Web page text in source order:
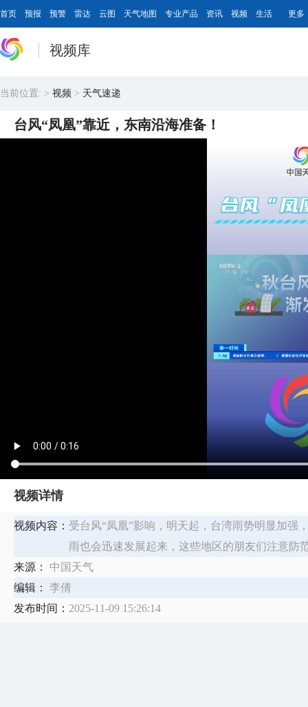
首页 预报 预警 雷达 云图 天气地图 专业产品 资讯 视频 生活 更多
视频库
当前位置: > 视频 > 天气速递
台风“凤凰”靠近，东南沿海准备！
视频详情
视频内容： 受台风“凤凰”影响，明天起，台湾雨势明显加强
雨也会迅速发展起来，这些地区的朋友们注意防
来源：
中国天气
编辑：
李倩
发布时间： 2025-11-09 15:26:14